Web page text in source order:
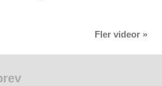
Fler videor »